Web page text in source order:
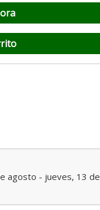
agosto - jueves, 13 de